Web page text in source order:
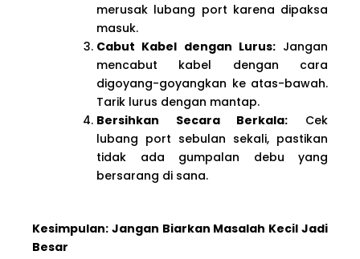
merusak lubang port karena dipaksa
masuk.
Cabut Kabel dengan Lurus:Jangan
mencabut kabel dengan cara
digoyang-goyangkan ke atas-bawah.
Tarik lurus dengan mantap.
Bersihkan Secara Berkala: Cek
lubang port sebulan sekali, pastikan
tidak ada gumpalan debu yang
bersarang di sana.
Kesimpulan: Jangan Biarkan Masalah Kecil Jadi
Besar